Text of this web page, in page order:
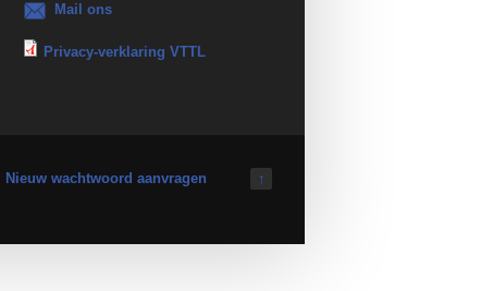
Mail ons
Privacy-verklaring VTTL
↑
Nieuw wachtwoord aanvragen